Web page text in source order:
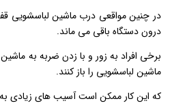
در چنین مواقعی درب ماشین لباسشویی
درون دستگاه باقی می ماند.
برخی افراد به زور و با زدن ضربه به
ماشین لباسشویی را باز کنند.
که این کار ممکن است آسیب های زیادی